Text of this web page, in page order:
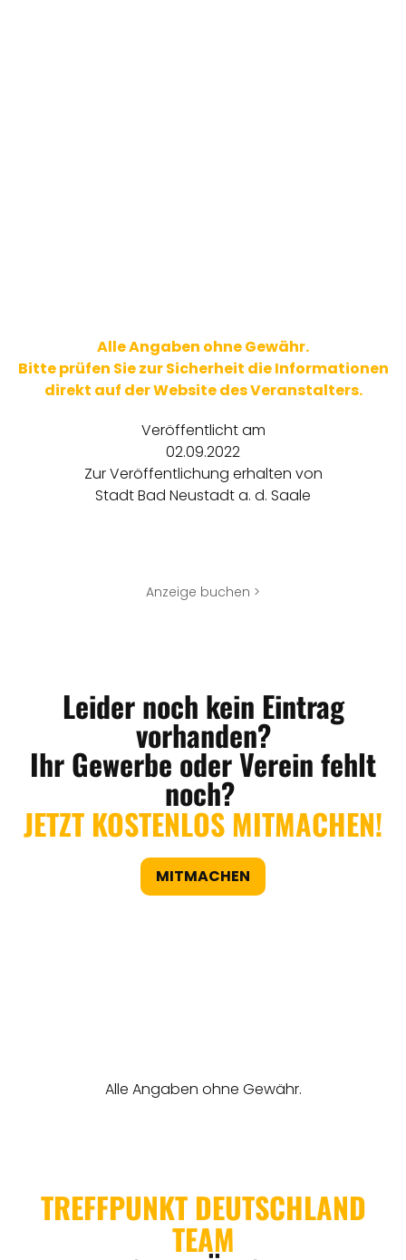
Alle Angaben ohne Gewähr.
Bitte prüfen Sie zur Sicherheit die Informationen
direkt auf der Website des Veranstalters.
Veröffentlicht am
02.09.2022
Zur Veröffentlichung erhalten von
Stadt Bad Neustadt a. d. Saale
Anzeige buchen >
Leider noch kein Eintrag
vorhanden?
Ihr Gewerbe oder Verein fehlt
noch?
JETZT KOSTENLOS MITMACHEN!
MITMACHEN